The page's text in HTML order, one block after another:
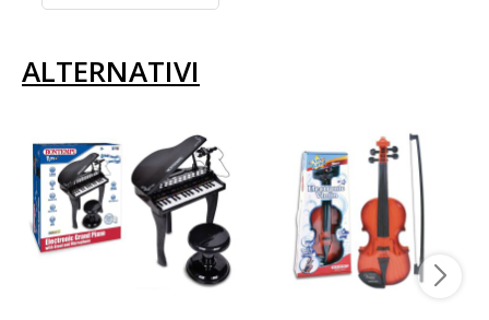
ALTERNATIVI